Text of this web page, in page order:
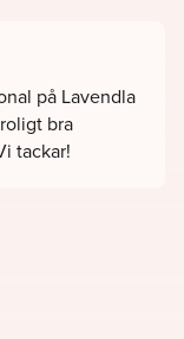
på Lavendla
bra
tackar!